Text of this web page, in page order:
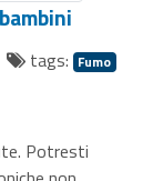
tags: Fumo
Potresti